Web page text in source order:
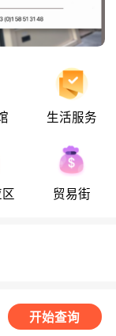
生活服务
贸易街
开始查询